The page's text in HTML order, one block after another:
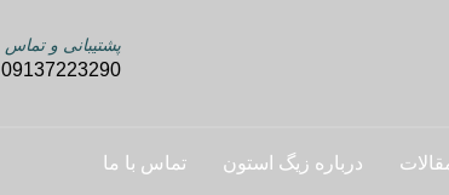
پشتیبانی و تماس
09137223290
درباره زیگ استون تماس با ما